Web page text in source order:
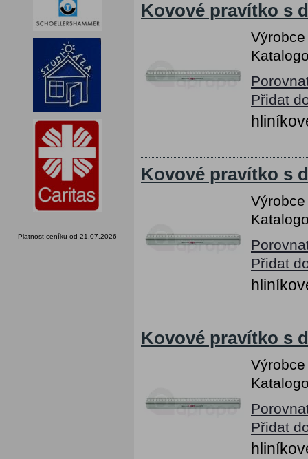
Platnost ceníku od 21.07.2026
Kovové pravítko s
Přidat
Kovové pravítko s
Přidat
Kovové pravítko s
Přidat